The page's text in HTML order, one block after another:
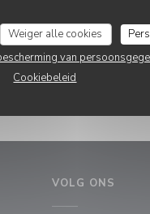
Weiger alle cookies
van
Cookiebeleid
VOLG ONS